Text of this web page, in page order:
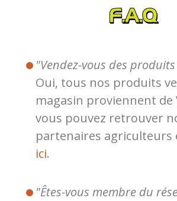
F.A.Q
"Vendez-vous des
Oui, tous nos produits
magasin proviennent de
vous pouvez retrouver
partenaires agriculteurs
ici.
"Êtes-vous membre du